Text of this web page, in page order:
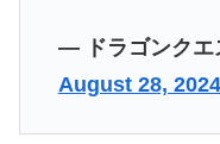
— ドラゴンクエ
August 28, 2024